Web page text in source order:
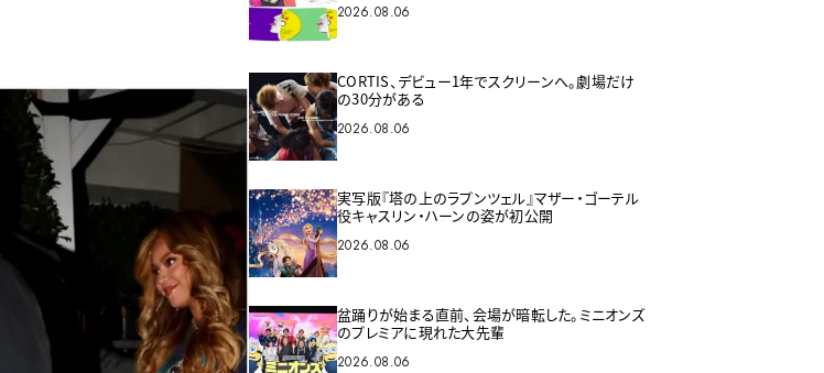
2026.08.06
CORTIS、デビュー1年でスクリーンへ。劇場だけ
の30分がある
2026.08.06
実写版『塔の上のラプンツェル』マザー・ゴーテル
役キャスリン・ハーンの姿が初公開
2026.08.06
盆踊りが始まる直前、会場が暗転した。ミニオンズ
のプレミアに現れた大先輩
2026.08.06